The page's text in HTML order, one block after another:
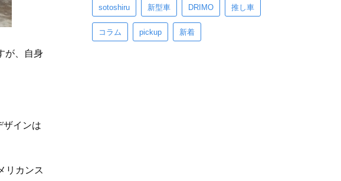
が、自身
ザインは
リカンス
sotoshiru 新型車 DRIMO 推し車
コラム pickup 新着